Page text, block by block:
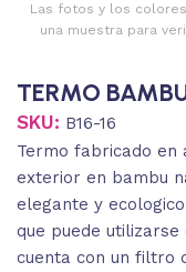
Las fotos y los
una muestra para
TERMO
SKU: B16-16
Termo fabricado en
exterior en bambu
elegante y
que puede
cuenta con un filtro